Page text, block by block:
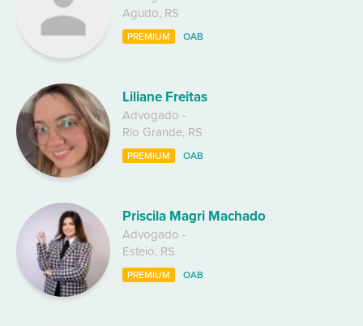
Agudo, RS
PREMIUM OAB
Liliane Freitas
Advogado -
Rio Grande, RS
PREMIUM OAB
Priscila Magri Machado
Advogado -
Esteio, RS
PREMIUM OAB